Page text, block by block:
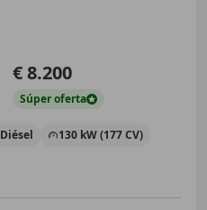
€ 8.200
Súperoferta
Diésel 130 kW (177 CV)